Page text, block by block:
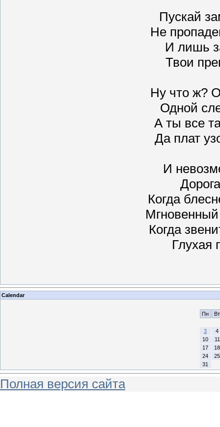
Пускай
Не
И лишь
Твои
Ну что ж?
Одной
А ты все
Да плат
И
Когда
Мгновенный
Когда
Глухая
Calendar
Пн
Вт
3
4
10
11
17
18
24
25
31
Полная версия сайта